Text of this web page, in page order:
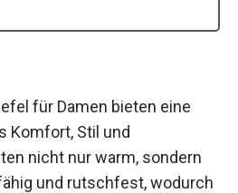
für Damen bieten eine
Komfort, Stil und
nicht nur warm, sondern
und rutschfest, wodurch